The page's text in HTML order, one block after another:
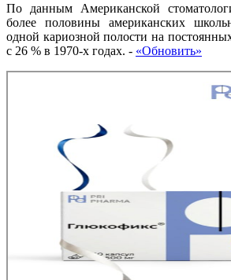
По данным Американской
более половины американских
одной кариозной полости на
с 26 % в 1970-х годах. - «Обновить»